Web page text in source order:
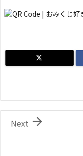

Next